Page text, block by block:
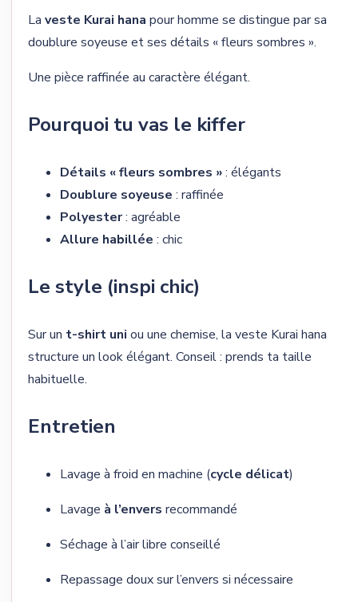
La veste Kurai hana pour homme se distingue par sa
doublure soyeuse et ses détails « fleurs sombres ».
Une pièce raffinée au caractère élégant.
Pourquoi tu vas le kiffer
Détails « fleurs sombres »: élégants
Doublure soyeuse : raffinée
Polyester: agréable
Allure habillée : chic
Le style (inspi chic)
Sur un t-shirt uni ou une chemise, la veste Kurai hana
structure un look élégant. Conseil : prends ta taille
habituelle.
Entretien
Lavage à froid en machine (cycle délicat)
Lavage à l’envers recommandé
Séchage à l’air libre conseillé
Repassage doux sur l’envers si nécessaire